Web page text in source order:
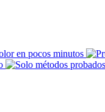
en pocos minutos